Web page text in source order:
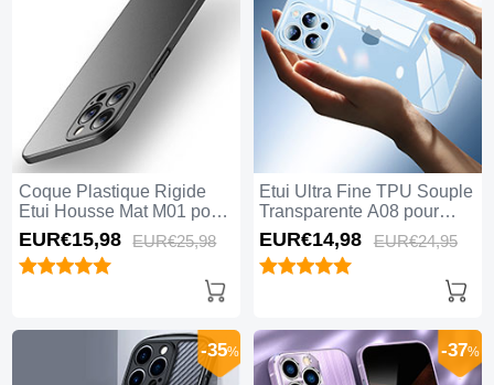
Coque Plastique Rigide
Etui Housse Mat M01 pour
Apple iPhone 15 Pro Noir
EUR€15,98 EUR€25,98
Etui Ultra Fine TPU Souple
Transparente A08 pour
Apple iPhone 15 Pro Clair
EUR€14,98 EUR€24,95
-35% -37%